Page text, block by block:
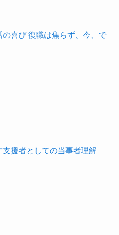
ず、今、で
援者としての当事者理解